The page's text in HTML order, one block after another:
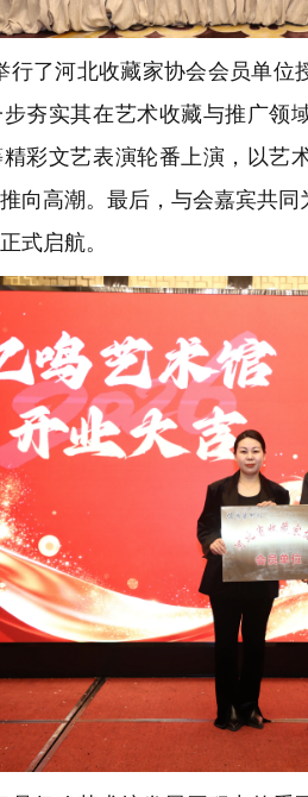
行了河北收藏家协会会员单位
夯实其在艺术收藏与推广领
精彩文艺表演轮番上演，以艺
向高潮。最后，与会嘉宾共
式启航。